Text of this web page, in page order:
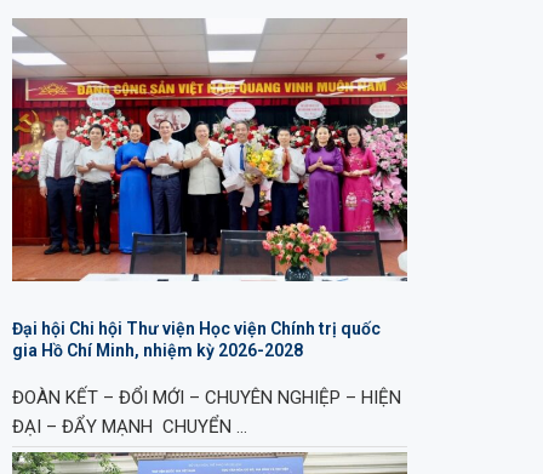
Đại hội Chi hội Thư viện Học viện Chính trị quốc
gia Hồ Chí Minh, nhiệm kỳ 2026-2028
ĐOÀN KẾT – ĐỔI MỚI – CHUYÊN NGHIỆP – HIỆN
ĐẠI – ĐẨY MẠNH CHUYỂN …